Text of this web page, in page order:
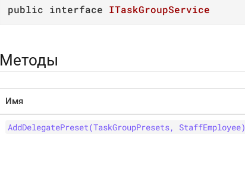
public interface ITaskGroupService
Методы
Имя
AddDelegatePreset(TaskGroupPresets, StaffEmployee)